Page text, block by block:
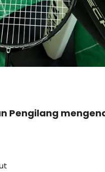
Pengilang